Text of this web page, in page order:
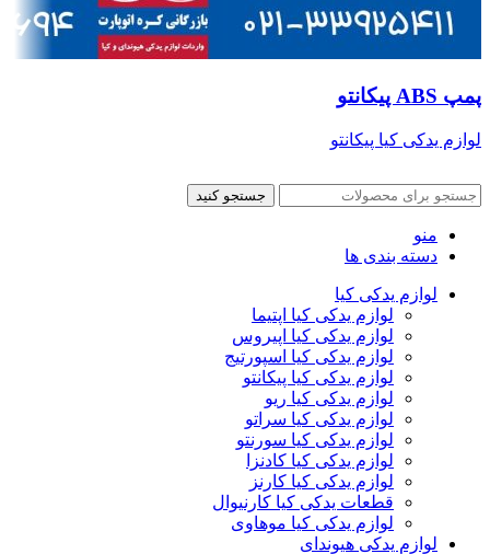
پمپ ABS پیکانتو
لوازم یدکی کیا پیکانتو
جستجو کنید
منو
دسته بندی ها
لوازم یدکی کیا
لوازم یدکی کیا اپتیما
لوازم یدکی کیا اپیروس
لوازم یدکی کیا اسپورتیج
لوازم یدکی کیا پیکانتو
لوازم یدکی کیا ریو
لوازم یدکی کیا سراتو
لوازم یدکی کیا سورنتو
لوازم یدکی کیا کادنزا
لوازم یدکی کیا کارنز
قطعات یدکی کیا کارنیوال
لوازم یدکی کیا موهاوی
لوازم یدکی هیوندای